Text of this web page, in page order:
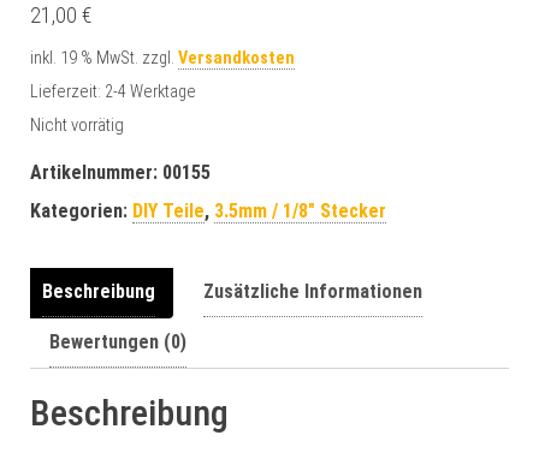
21,00 €
inkl. 19 % MwSt. zzgl. Versandkosten
Lieferzeit: 2-4 Werktage
Nicht vorrätig
Artikelnummer: 00155
Kategorien: DIY Teile, 3.5mm / 1/8" Stecker
Beschreibung Zusätzliche Informationen
Bewertungen (0)
Beschreibung